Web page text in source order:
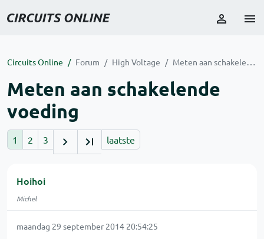
Circuits Online Forum High Voltage Meten aan schakelende voeding
Meten aan schakelende
voeding
1 2 3 laatste
Hoihoi
Michel
maandag 29 september 2014 20:54:25